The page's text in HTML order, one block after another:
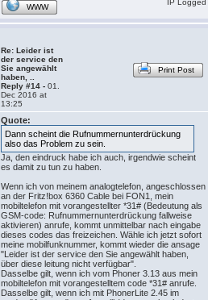
WWW
IP Logged
Re: Leider ist
der service den
Sie angewählt
haben, ..
Reply #14 - 01.
Dec 2016 at
13:25
Print Post
Quote:
Dann scheint die Rufnummernunterdrückung
also das Problem zu sein.
Ja, den eindruck habe ich auch, irgendwie scheint
es damit zu tun zu haben.
Wenn ich von meinem analogtelefon, angeschlossen
an der Fritz!box 6360 Cable bei FON1, mein
mobiltelefon mit vorangestellter *31# (Bedeutung als
GSM-code: Rufnummernunterdrückung fallweise
aktivieren) anrufe, kommt unmittelbar nach eingabe
dieses codes das freizeichen. Wähle ich jetzt sofort
meine mobilfunknummer, kommt wieder die ansage
"Leider ist der service den Sie angewählt haben,
über diese leitung nicht verfügbar".
Dasselbe gilt, wenn ich vom Phoner 3.13 aus mein
mobiltelefon mit vorangestelltem code *31# anrufe.
Dasselbe gilt, wenn ich mit PhonerLite 2.45 im